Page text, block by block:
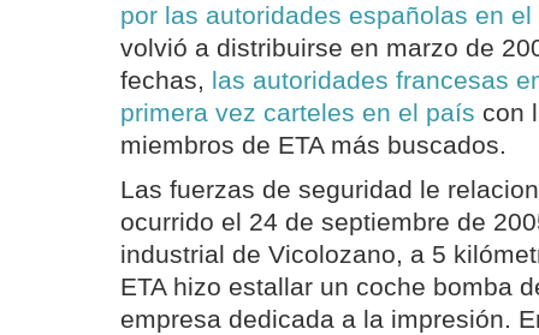
por las autoridades españolas en
volvió a distribuirse en marzo de
fechas, las autoridades francesas
primera vez carteles en el país con
miembros de ETA más buscados.
Las fuerzas de seguridad le
ocurrido el 24 de septiembre de
industrial de Vicolozano, a 5
ETA hizo estallar un coche bomba
empresa dedicada a la impresión.